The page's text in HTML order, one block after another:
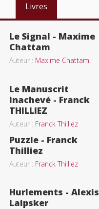
Livres
Le Signal - Maxime
Chattam
Auteur : Maxime Chattam
Le Manuscrit
inachevé - Franck
THILLIEZ
Auteur : Franck Thilliez
Puzzle - Franck
Thilliez
Auteur : Franck Thilliez
Hurlements - Alexis
Laipsker